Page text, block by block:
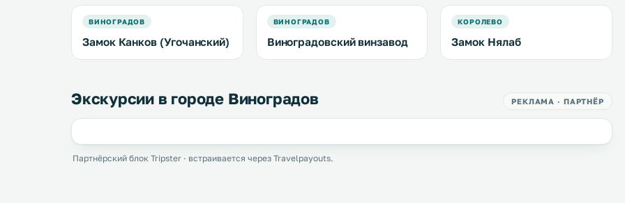
ВИНОГРАДОВ
Замок Канков (Угочанский)
ВИНОГРАДОВ
Виноградовский винзавод
КОРОЛЕВО
Замок Нялаб
Экскурсии в городе Виноградов РЕКЛАМА · ПАРТНЁР
Партнёрский блок Tripster · встраивается через Travelpayouts.